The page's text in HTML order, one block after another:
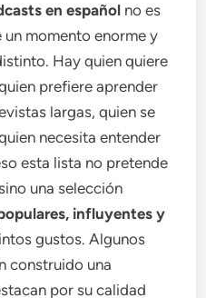
en español no es
momento enorme y
Hay quien quiere
prefiere aprender
largas, quien se
necesita entender
esta lista no pretende
una selección
influyentes y
gustos. Algunos
construido una
por su calidad